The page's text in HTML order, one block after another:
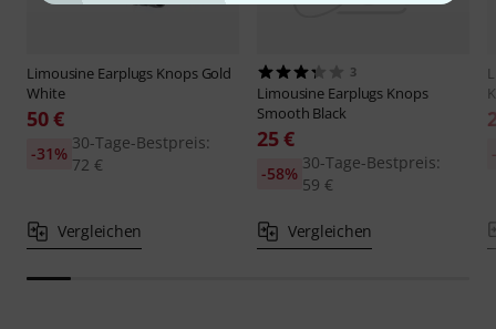
Limousine Earplugs Knops Gold
White
50 €
30-Tage-Bestpreis:
72 €
-31%
Vergleichen
3
Limousine Earplugs Knops
Smooth Black
25 €
30-Tage-Bestpreis:
59 €
-58%
Vergleichen